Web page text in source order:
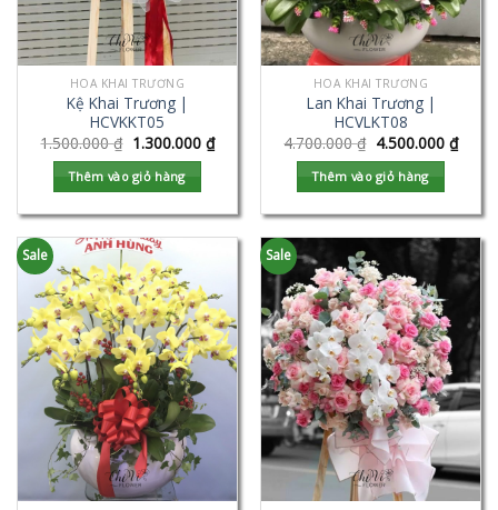
HOA KHAI TRƯƠNG
Kệ Khai Trương |
HCVKKT05
1.500.000₫ 1.300.000 ₫
Thêm vào giỏ hàng
HOA KHAI TRƯƠNG
Lan Khai Trương |
HCVLKT08
4.700.000₫ 4.500.000 ₫
Thêm vào giỏ hàng
Sale Sale